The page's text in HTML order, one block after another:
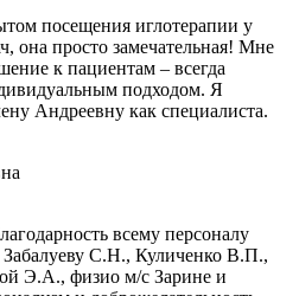
посещения иглотерапии у
она просто замечательная! Мне
к пациентам – всегда
подходом. Я
Андреевну как специалиста.
всему персоналу
С.Н., Куличенко В.П.,
Э.А., физио м/с Зарине и